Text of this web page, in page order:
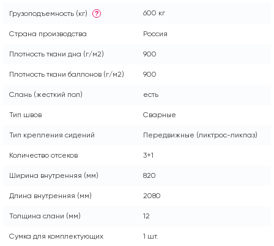
Грузоподъемность (кг) ? 600 кг
Страна производства Россия
Плотность ткани дна (г/м2) 900
Плотность ткани баллонов (г/м2) 900
Слань (жесткий пол) есть
Тип швов Сварные
Тип крепления сидений Передвижные (ликтрос-ликпаз)
Количество отсеков 3+1
Ширина внутренняя (мм) 820
Длина внутренняя (мм) 2080
Толщина слани (мм) 12
Сумка для комплектующих 1 шт.